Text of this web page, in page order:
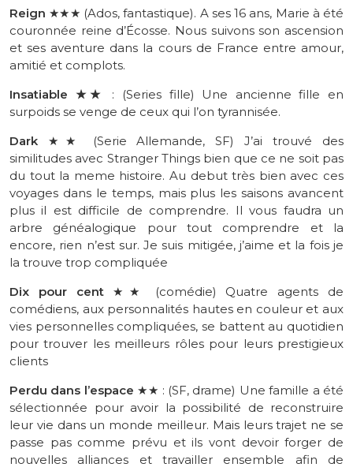
Reign ★★★ (Ados, fantastique). Ases 16 ans, Marie à été
couronnée reine d’Écosse. Nous suivons son ascension
et ses aventure dans la cours de France entre amour,
amitié et complots.
Insatiable ★★ : (Series fille) Une ancienne fille en
surpoids se venge de ceux qui l’on tyrannisée.
Dark
★★ (Serie Allemande, SF)
J’ai trouvé des
similitudes avec Stranger Things bien que ce ne soit pas
du tout la meme histoire. Au debut très bien avec ces
voyages dans le temps, mais plus les saisons avancent
plus il est difficile de comprendre. Il vous faudra un
arbre généalogique pour tout comprendre et la
encore, rien n’est sur. Je suis mitigée, j’aime et la fois je
la trouve trop compliquée
Dix pour cent
★★
(comédie) Quatre agents de
comédiens, aux personnalités hautes en couleur et aux
vies personnelles compliquées, se battent au quotidien
pour trouver les meilleurs rôles pour leurs prestigieux
clients
Perdu dans l’espace ★★ : (SF, drame) Une famille a été
sélectionnée pour avoir la possibilité de reconstruire
leur vie dans un monde meilleur. Mais leurs trajet ne se
passe pas comme prévu et ils vont devoir forger de
nouvelles alliances et travailler ensemble afin de